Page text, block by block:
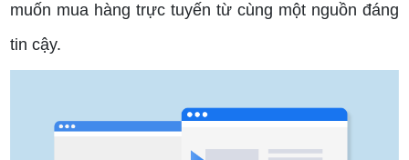
muốn mua hàng trực tuyến từ cùng một nguồn đáng
tin cậy.